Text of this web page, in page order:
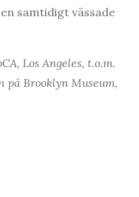
samtidigt vässade
Los Angeles, t.o.m.
på Brooklyn Museum,